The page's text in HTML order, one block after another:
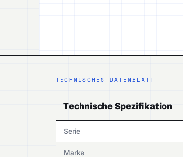
TECHNISCHES DATENBLATT
Technische Spezifikation
Serie
Marke